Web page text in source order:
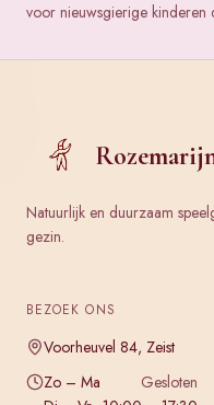
voor nieuwsgierige kinderen
Natuurlijk en duurzaam
gezin.
BEZOEK ONS
Voorheuvel 84, Zeist
Zo – Ma
Gesloten